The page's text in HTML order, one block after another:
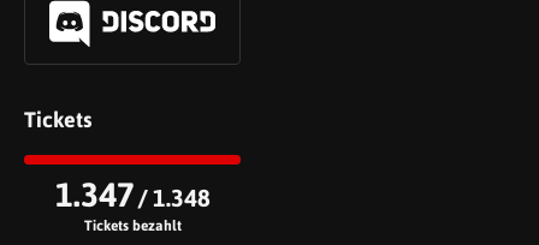
Tickets
1.347/ 1.348
Tickets bezahlt